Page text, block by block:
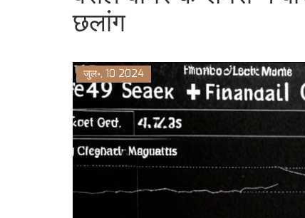
छलांग
जुल॰, 10 2024